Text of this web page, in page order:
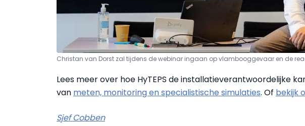
Christan van Dorst zal tijdens de webinar ingaan op vlambooggevaar en de
Lees meer over hoe HyTEPS de installatieverantwoordelijke
van meten, monitoring en specialistische simulaties. Of bekijk
Sjef Cobben